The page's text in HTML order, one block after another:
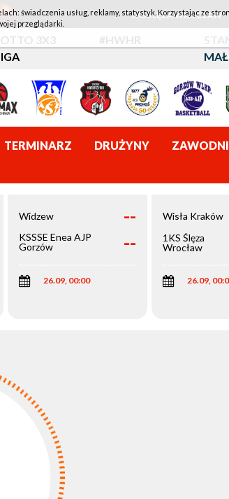
1KS ŚLĘZA WROCŁAW
3X3
#HWHR
TERMINARZ DRUŻYNY
Widzew --
KSSSE Enea AJP
Gorzów
--
26.09, 00:00
Wisła Kraków
1KS Ślęza
Wrocław
26.09,
świadczenia usług, reklamy, statystyk. Korzystając ze
przeglądarki.